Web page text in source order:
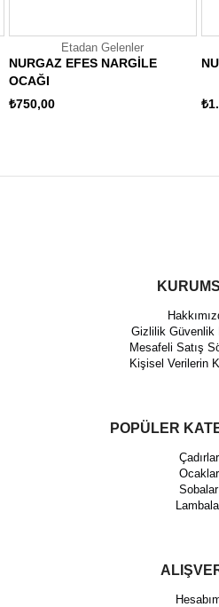
Etadan Gelenler
NURGAZ EFES NARGİLE
OCAĞI
₺750,00
Gizlilik Güvenlik
Mesafeli Satış
Kişisel Verilerin
POPÜLER
Çadırlar
Ocaklar
Sobalar